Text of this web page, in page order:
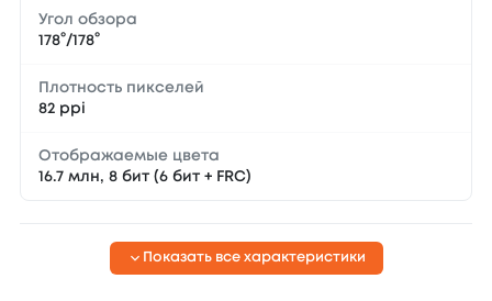
Угол обзора
178°/178°
Плотность пикселей
82 ppi
Отображаемые цвета
16.7 млн, 8 бит (6 бит + FRC)
Показать все характеристики